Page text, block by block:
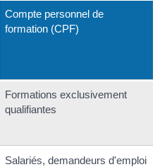
Compte personnel de
formation (CPF)
Formations exclusivement
qualifiantes
Salariés, demandeurs d'emploi